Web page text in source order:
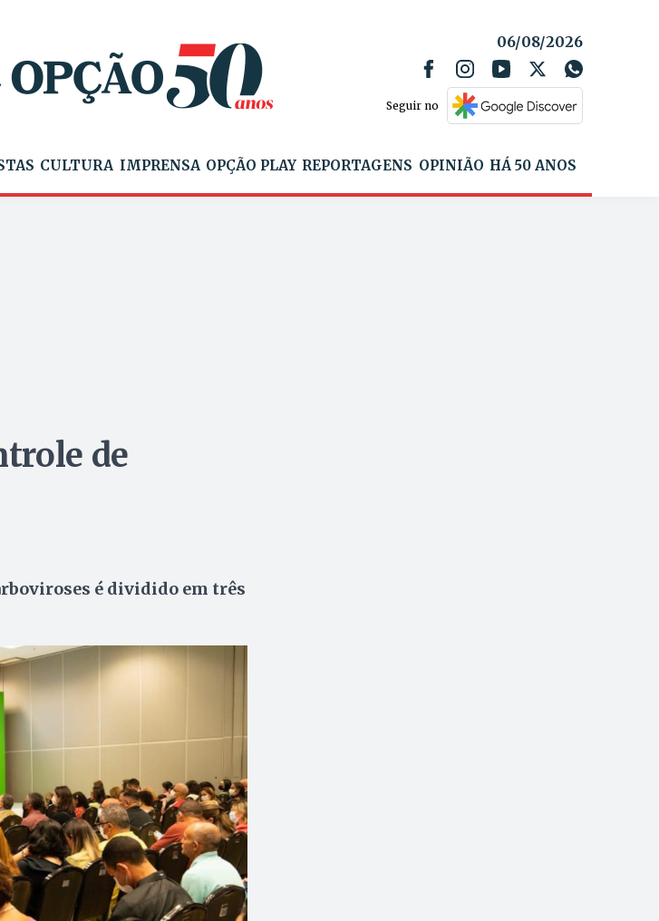
06/08/2026
Seguir no
CULTURA IMPRENSA OPÇÃO PLAY REPORTAGENS OPINIÃO HÁ 50 ANOS
de
é dividido em três